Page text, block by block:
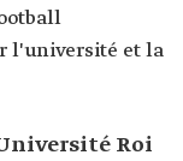
l'université et la
Roi